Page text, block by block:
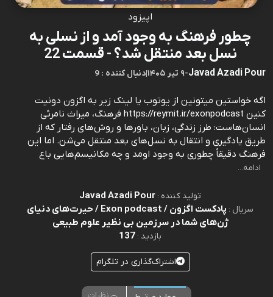
اپیزود
چطور فرهنگ به وجود آمد و از نسلی به
نسل بعد منتقل شد؟ - قسمت 22
Javad Azadi Pour
-۹ تیر ۱۴۰۵ |9 : دنبال کننده
اگه خواستین میتونین از یوتوب یا لینک زیر به اگزون دونیت
کنین https://reymit.ir/exonpodcast فرهنگ، میراث نامرئی
انسان‌هاست: طرز زندگی، زبان، باورها و روش‌های رفتار که از
طریق یادگیری و انتقال به نسل‌های بعد منتقل می‌شن. اما این
فرهنگ دقیقاً چطوری به وجود اومد و چه مکانیسم‌هایی باع
ادامه...
تولید کننده : Javad Azadi Pour
سریال :
پادکست اگزون / Exon podcast / حیرت‌های دنیای
ژن‌های شما در سرزمین بی نظیر علوم طبیعی
بازدید : 137
اشتراک‌گذاری در تلگرام